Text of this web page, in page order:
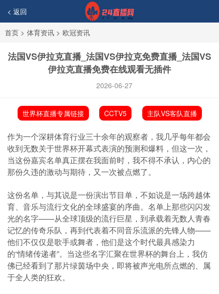
< 返回
首页 > 体育资讯 > 欧冠资讯
法国VS伊拉克直播_法国VS伊拉克免费直播_法国VS
伊拉克直播免费在线观看无插件
2026-06-27
世界杯直播专属链接 CCTV5 主队VS客队直播
作为一个深耕体育行业三十余年的观察者，我几乎每年都会
收到无数关于世界杯开幕式表演的预测和爆料，但这一次，
当这份嘉宾名单真正摆在我面前时，我不得不承认，内心的
那份久违的激动与期待，又一次被点燃了。
这份名单，与其说是一份演出节目单，不如说是一场跨越体
育、音乐与流行文化的全球盛宴的序曲。名单上那些闪闪发
光的名字——从全球顶级的流行巨星，到承载着无数人青春
记忆的传奇乐队，再到代表着不同音乐流派的先锋人物——
他们不仅仅是歌手或舞者，他们是这个时代最具感染力
的“情绪传递者”。当这些名字汇聚在世界杯的舞台上，我仿
佛已经看到了那片绿茵场中央，即将被声光电所点燃的、属
于全人类的狂欢。